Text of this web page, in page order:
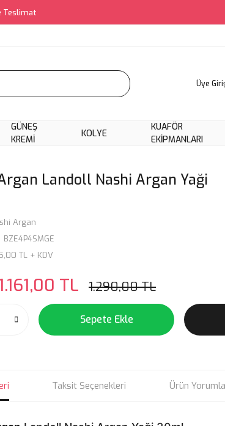
Teslimat
Üye
GÜNEŞ
KREMI
KOLYE
KUAFÖR
EKIPMANLARI
Landoll Nashi Argan Yaği
Argan
BZE4P4SMGE
TL + KDV
TL 1.290,00 TL
Sepete Ekle
Taksit Seçenekleri Ürün